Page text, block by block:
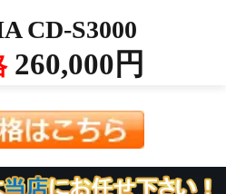
CD-S3000
260,000円